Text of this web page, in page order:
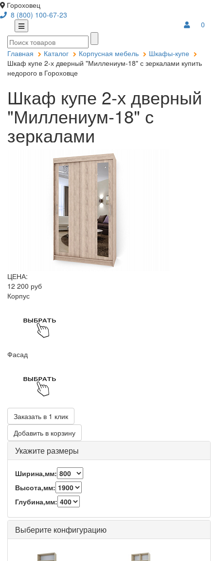
Гороховец
8 (800) 100-67-23
0
Главная Каталог Корпусная мебель
Шкафы-купе
Шкаф купе 2-х дверный "Миллениум-18" с зеркалами купить
недорого в Гороховце
Шкаф купе 2-х дверный
"Миллениум-18" с
зеркалами
ЦЕНА:
12 200 руб
Корпус
Фасад
Заказать в 1 клик
Добавить в корзину
Укажите размеры
Ширина,мм:
Высота,мм:
Глубина,мм:
Выберите конфигурацию